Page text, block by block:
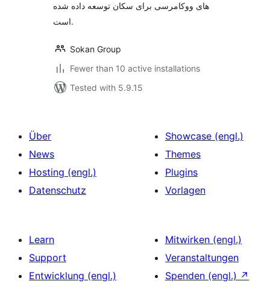
های ووکامرسی برای سکان توسعه داده شده
است.
Sokan Group
Fewer than 10 active installations
Tested with 5.9.15
Über
News
Hosting (engl.)
Datenschutz
Showcase (engl.)
Themes
Plugins
Vorlagen
Learn
Support
Entwicklung (engl.)
Mitwirken (engl.)
Veranstaltungen
Spenden (engl.) ↗